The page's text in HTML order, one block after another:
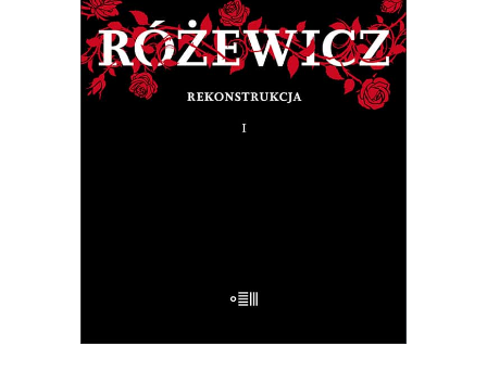
E-BOOK DO KOSZYKA
RÓŻEWICZ. REKONSTRUKCJA
(tom 1)
Na pytanie: „Kim jesteś?”, Tadeusz
Różewicz odpowiedział przed laty: „Kto
mnie uważnie czyta, ten wie”.